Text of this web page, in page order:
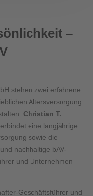
–
stehen zwei erfahrene
Altersversorgung
Christian T.
eine langjährige
sowie die
nachhaltige bAV-
und Unternehmen
Geschäftsführer und